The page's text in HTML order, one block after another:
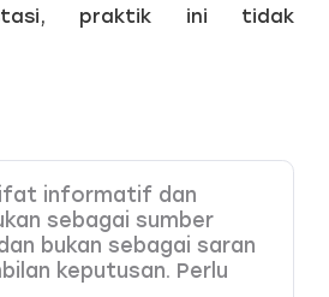
praktik ini tidak
informatif dan
sebagai sumber
bukan sebagai saran
keputusan. Perlu